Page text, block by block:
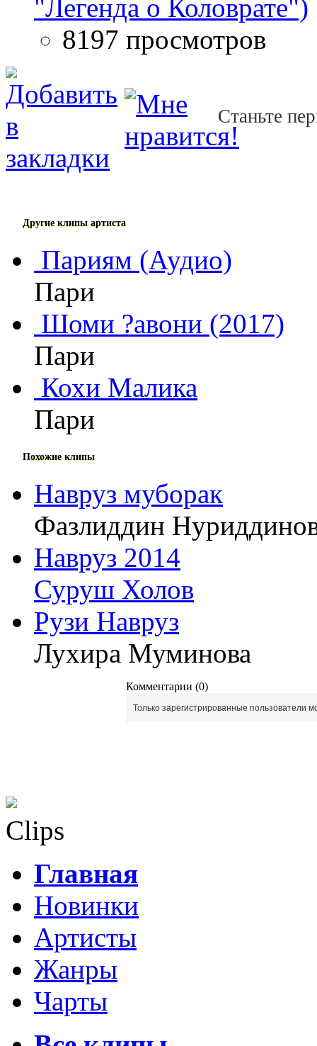
"Легенда о Коловрате")
8197 просмотров
Станьте
Другие клипы артиста
Париям (Аудио)
Пари
Шоми ?авони (2017)
Пари
Кохи Малика
Пари
Похожие клипы
Навруз муборак
Фазлиддин
Навруз 2014
Суруш Холов
Рузи Навруз
Лухира Муминова
Комментарии (0)
Только зарегистрированные пользователи
Clips
Главная
Новинки
Артисты
Жанры
Чарты